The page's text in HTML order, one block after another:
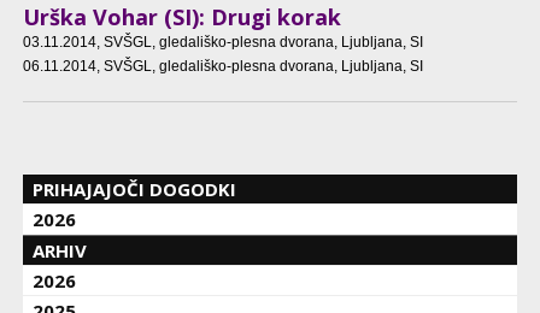
Urška Vohar (SI): Drugi korak
03.11.2014, SVŠGL, gledališko-plesna dvorana, Ljubljana, SI
06.11.2014, SVŠGL, gledališko-plesna dvorana, Ljubljana, SI
PRIHAJAJOČI DOGODKI
2026
ARHIV
2026